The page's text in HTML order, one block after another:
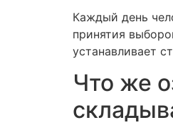
Каждый день
принятия
устанавливает
Что же